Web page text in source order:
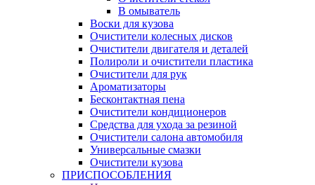
В омыватель
Воски для кузова
Очистители колесных дисков
Очистители двигателя и деталей
Полироли и очистители пластика
Очистители для рук
Ароматизаторы
Бесконтактная пена
Очистители кондиционеров
Средства для ухода за резиной
Очистители салона автомобиля
Универсальные смазки
Очистители кузова
ПРИСПОСОБЛЕНИЯ